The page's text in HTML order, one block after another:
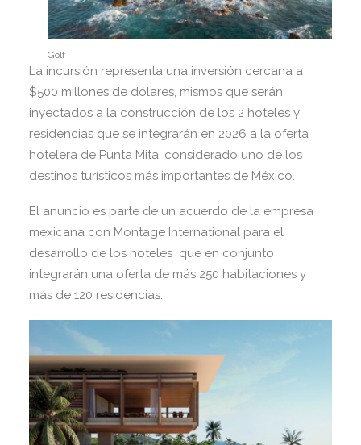
Golf
La incursión representa una inversión cercana a
$500 millones de dólares, mismos que serán
inyectados a la construcción de los 2 hoteles y
residencias que se integrarán en 2026 a la oferta
hotelera de Punta Mita, considerado uno de los
destinos turísticos más importantes de México.
El anuncio es parte de un acuerdo de la empresa
mexicana con Montage International para el
desarrollo de los hoteles que en conjunto
integrarán una oferta de más 250 habitaciones y
más de 120 residencias.